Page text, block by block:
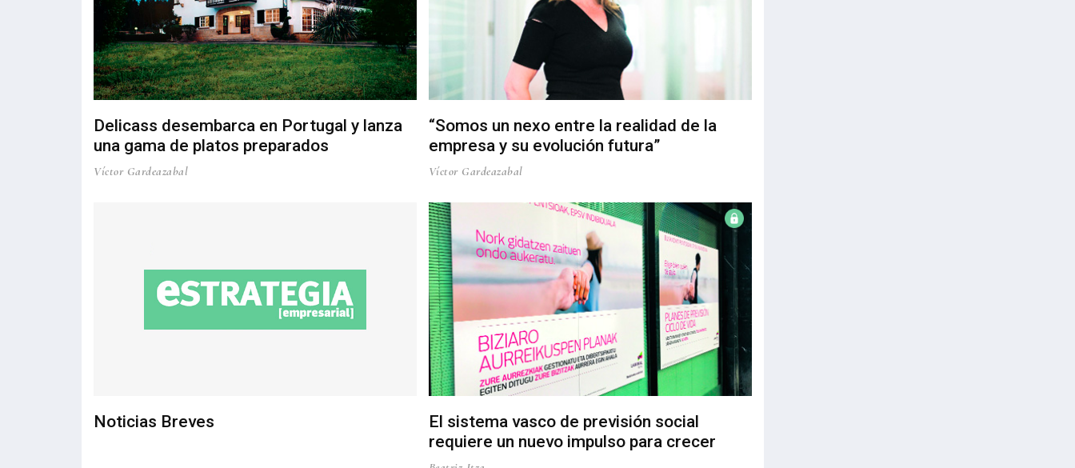
Delicass desembarca en Portugal y lanza
una gama de platos preparados
Víctor Gardeazabal
“Somos un nexo entre la realidad de la
empresa y su evolución futura”
Víctor Gardeazabal
Noticias Breves
El sistema vasco de previsión social
requiere un nuevo impulso para crecer